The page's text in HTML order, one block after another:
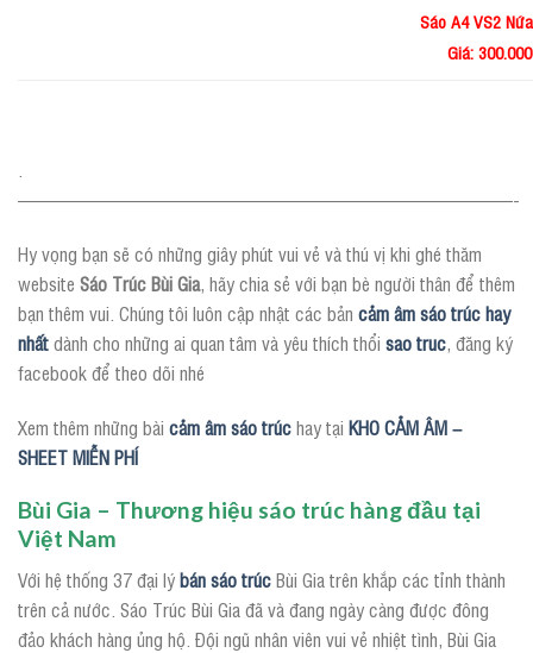
Sáo A4 VS2
Giá:
——————————————————————————-
Hy vọng bạn sẽ có những giây phút vui vẻ và thú vị khi ghé thăm
website Sáo Trúc Bùi Gia, hãy chia sẻ với bạn bè người thân để thêm
bạn thêm vui. Chúng tôi luôn cập nhật các bản cảm âm sáo trúc hay
nhấtdành cho những ai quan tâm và yêu thích thổi sao truc, đăng ký
facebook để theo dõi nhé
Xem thêm những bài cảm âm sáo trúchay tại KHO CẢM ÂM –
SHEET MIỄN PHÍ
Bùi Gia – Thương hiệu sáo trúc hàng đầu tại
Việt Nam
Với hệ thống 37 đại lýbán sáo trúcBùi Gia trên khắp các tỉnh thành
trên cả nước. Sáo Trúc Bùi Gia đã và đang ngày càng được đông
đảo khách hàng ủng hộ. Đội ngũ nhân viên vui vẻ nhiệt tình, Bùi Gia